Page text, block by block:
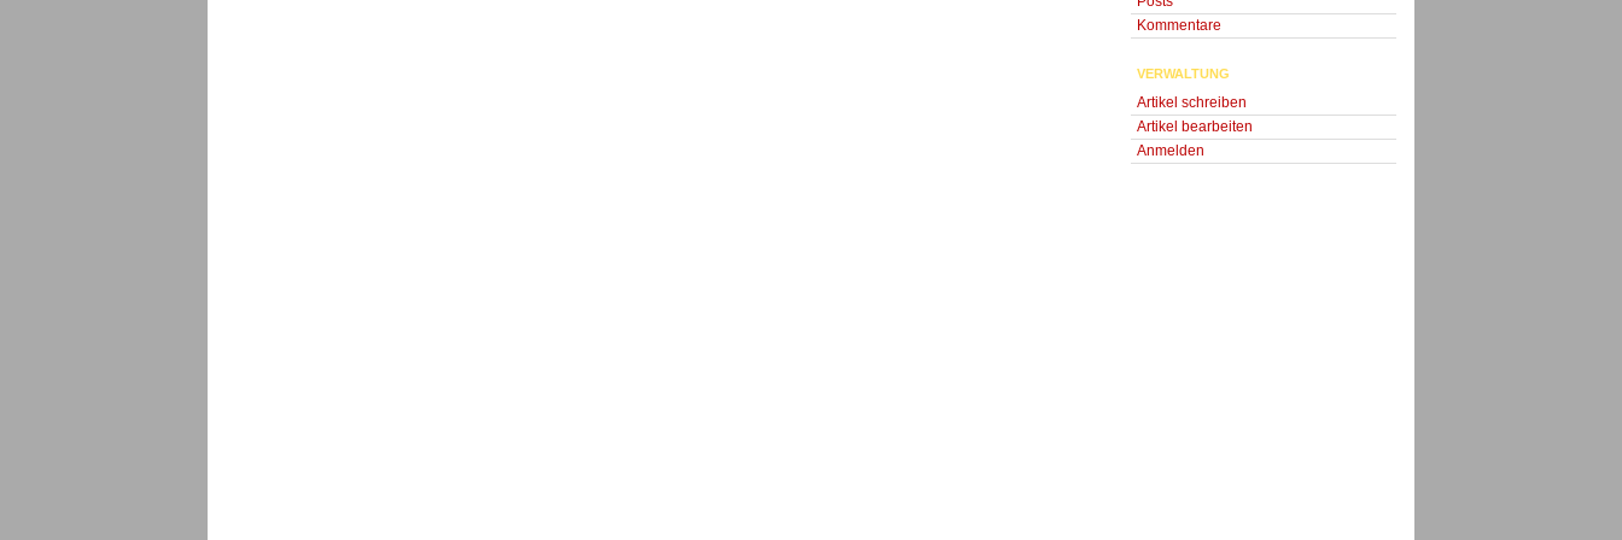
Kommentare
VERWALTUNG
Artikel schreiben
Artikel bearbeiten
Anmelden